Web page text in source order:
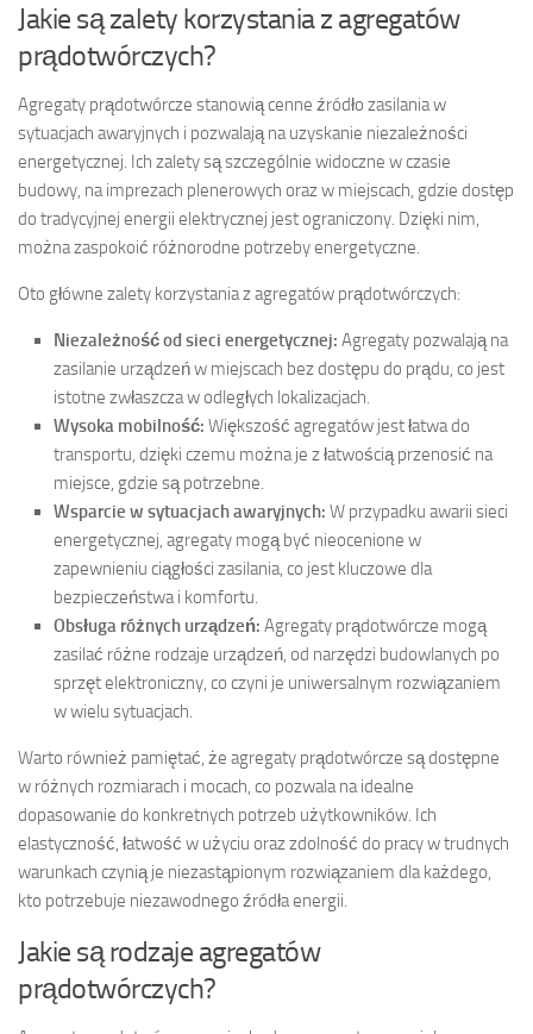
Jakie są zalety korzystania z agregatów
prądotwórczych?
Agregaty prądotwórcze stanowią cenne źródło zasilania w
sytuacjach awaryjnych i pozwalają na uzyskanie niezależności
energetycznej. Ich zalety są szczególnie widoczne w czasie
budowy, na imprezach plenerowych oraz w miejscach, gdzie dostęp
do tradycyjnej energii elektrycznej jest ograniczony. Dzięki nim,
można zaspokoić różnorodne potrzeby energetyczne.
Oto główne zalety korzystania z agregatów prądotwórczych:
Niezależność od sieci energetycznej: Agregaty pozwalają na
zasilanie urządzeń w miejscach bez dostępu do prądu, co jest
istotne zwłaszcza w odległych lokalizacjach.
Wysoka mobilność: Większość agregatów jest łatwa do
transportu, dzięki czemu można je z łatwością przenosić na
miejsce, gdzie są potrzebne.
Wsparcie w sytuacjach awaryjnych: W przypadku awarii sieci
energetycznej, agregaty mogą być nieocenione w
zapewnieniu ciągłości zasilania, co jest kluczowe dla
bezpieczeństwa i komfortu.
Obsługa różnych urządzeń: Agregaty prądotwórcze mogą
zasilać różne rodzaje urządzeń, od narzędzi budowlanych po
sprzęt elektroniczny, co czyni je uniwersalnym rozwiązaniem
w wielu sytuacjach.
Warto również pamiętać, że agregaty prądotwórcze są dostępne
w różnych rozmiarach i mocach, co pozwala na idealne
dopasowanie do konkretnych potrzeb użytkowników. Ich
elastyczność, łatwość w użyciu oraz zdolność do pracy w trudnych
warunkach czynią je niezastąpionym rozwiązaniem dla każdego,
kto potrzebuje niezawodnego źródła energii.
Jakie są rodzaje agregatów
prądotwórczych?